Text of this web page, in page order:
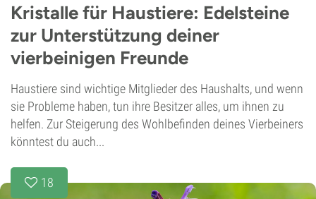
Kristalle für Haustiere: Edelsteine
zur Unterstützung deiner
vierbeinigen Freunde
Haustiere sind wichtige Mitglieder des Haushalts, und wenn
sie Probleme haben, tun ihre Besitzer alles, um ihnen zu
helfen. Zur Steigerung des Wohlbefinden deines Vierbeiners
könntest du auch...
18